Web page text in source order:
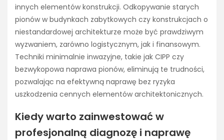
innych elementów konstrukcji. Odkopywanie starych
pionów w budynkach zabytkowych czy konstrukcjach o
niestandardowej architekturze może być prawdziwym
wyzwaniem, zarówno logistycznym, jak i finansowym.
Techniki minimalnie inwazyjne, takie jak CIPP czy
bezwykopowa naprawa pionów, eliminują te trudności,
pozwalając na efektywną naprawę bez ryzyka
uszkodzenia cennych elementów architektonicznych.
Kiedy warto zainwestować w
profesjonalną diagnozę i naprawę